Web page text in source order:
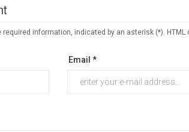
required information, indicated by an asterisk (*). HTML
Email *